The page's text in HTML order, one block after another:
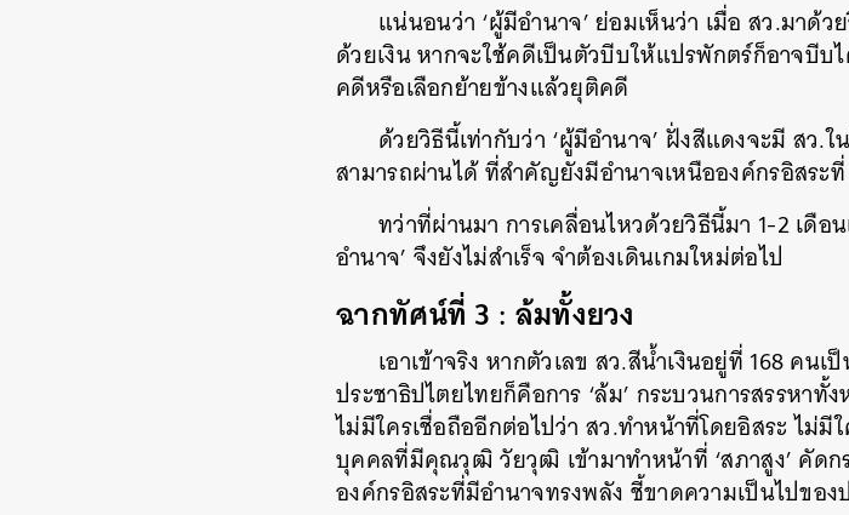
แน่นอนว่า ‘ผู้มีอำนาจ’ ย่อมเห็นว่า เมื่อ สว.มา
ด้วยเงิน หากจะใช้คดีเป็นตัวบีบให้แปรพักตร์ก็อาจบี
คดีหรือเลือกย้ายข้างแล้วยุติคดี
ด้วยวิธีนี้เท่ากับว่า ‘ผู้มีอำนาจ’ ฝั่งสีแดงจะมี สว.
สามารถผ่านได้ ที่สำคัญยังมีอำนาจเหนือองค์กรอิสระ
ทว่าที่ผ่านมา การเคลื่อนไหวด้วยวิธีนี้มา 1-2 เดื
อำนาจ’ จึงยังไม่สำเร็จ จำต้องเดินเกมใหม่ต่อไป
ฉากทัศน์ที่ 3 : ล้มทั้งยวง
เอาเข้าจริง หากตัวเลข สว.สีน้ำเงินอยู่ที่ 168 คน
ประชาธิปไตยไทยก็คือการ ‘ล้ม’ กระบวนการสรรหา
ไม่มีใครเชื่อถืออีกต่อไปว่า สว.ทำหน้าที่โดยอิสระ ไม่
บุคคลที่มีคุณวุฒิ วัยวุฒิ เข้ามาทำหน้าที่ ‘สภาสูง’ คัด
องค์กรอิสระที่มีอำนาจทรงพลัง ชี้ขาดความเป็นไปของ